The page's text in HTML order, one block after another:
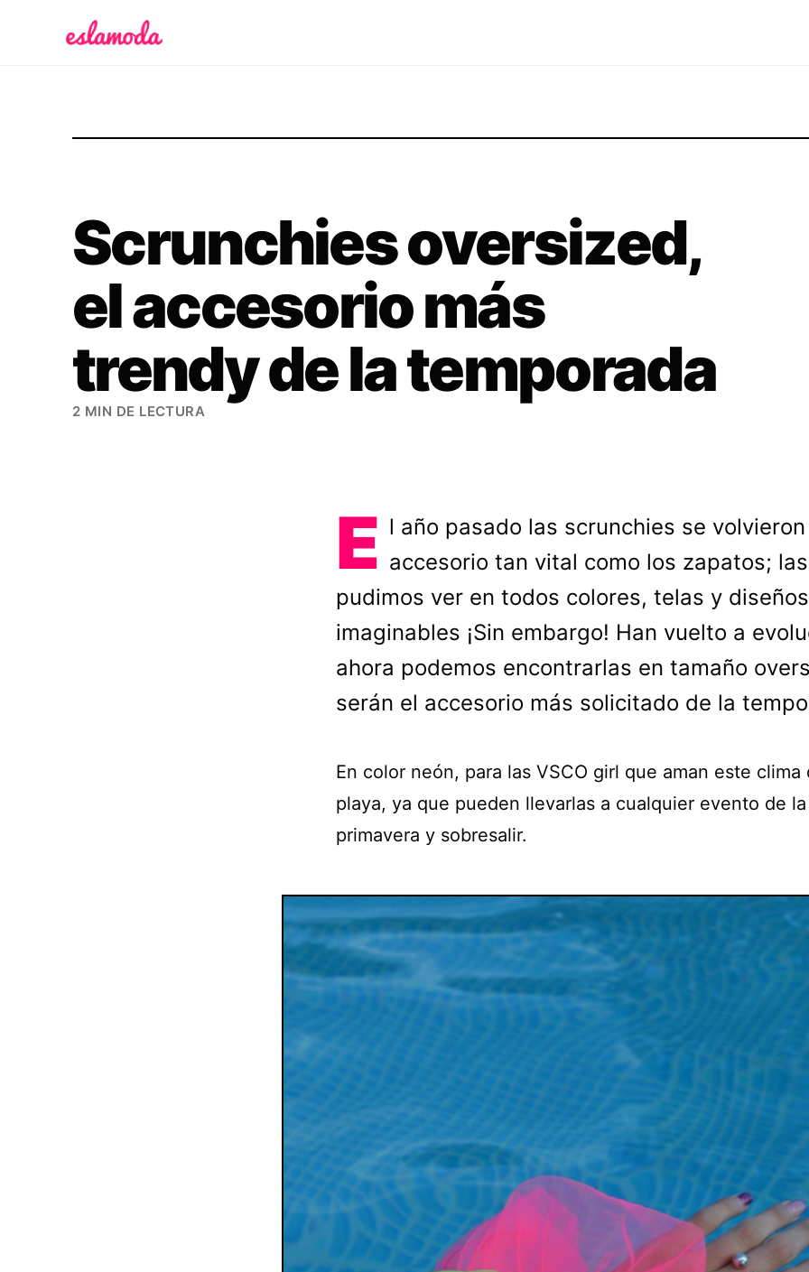
Scrunchies oversized,
el accesorio más
trendy de la temporada
2 MIN DE LECTURA
E l año pasado las scrunchies se
accesorio tan vital como los zapatos; las
pudimos ver en todos colores, telas y diseños
imaginables ¡Sin embargo! Han vuelto a
ahora podemos encontrarlas en tamaño
serán el accesorio más solicitado de la
En color neón, para las VSCO girl que aman este clima
playa, ya que pueden llevarlas a cualquier evento de la
primavera y sobresalir.